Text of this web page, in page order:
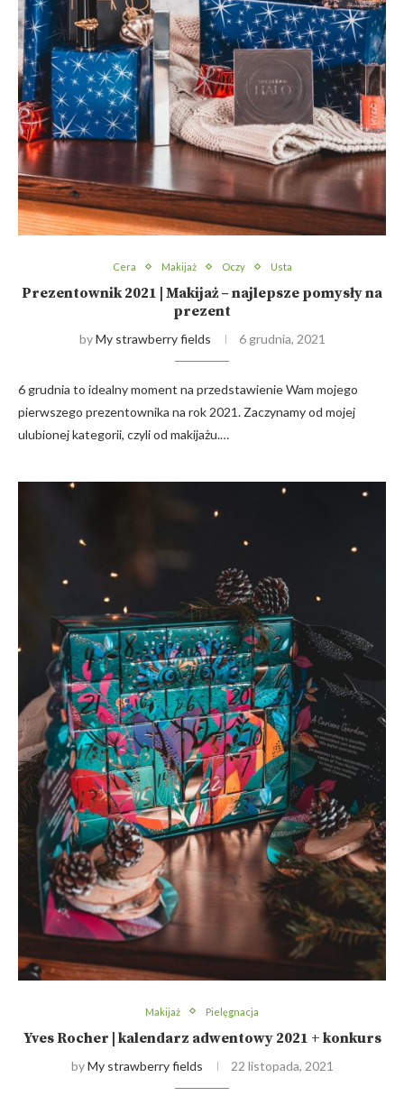
Cera Makijaż Oczy Usta
Prezentownik 2021 | Makijaż – najlepsze pomysły na
prezent
byMy strawberry fields 6 grudnia, 2021
6 grudnia to idealny moment na przedstawienie Wam mojego
pierwszego prezentownika na rok 2021. Zaczynamy od mojej
ulubionej kategorii, czyli od makijażu.…
Makijaż Pielęgnacja
Yves Rocher | kalendarz adwentowy 2021 + konkurs
byMy strawberry fields 22 listopada, 2021